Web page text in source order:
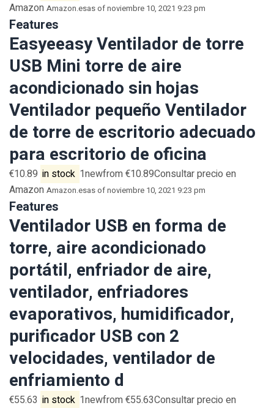
Amazon Amazon.esas of noviembre 10, 2021 9:23 pm
Features
Easyeeasy Ventilador de torre
USB Mini torre de aire
acondicionado sin hojas
Ventilador pequeño Ventilador
de torre de escritorio adecuado
para escritorio de oficina
€10.89 in stock 1newfrom €10.89Consultar precio en
Amazon Amazon.esas of noviembre 10, 2021 9:23 pm
Features
Ventilador USB en forma de
torre, aire acondicionado
portátil, enfriador de aire,
ventilador, enfriadores
evaporativos, humidificador,
purificador USB con 2
velocidades, ventilador de
enfriamiento d
€55.63 in stock 1newfrom €55.63Consultar precio en